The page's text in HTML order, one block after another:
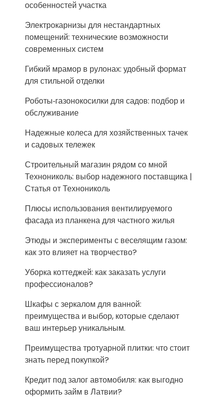
особенностей участка
Электрокарнизы для нестандартных
помещений: технические возможности
современных систем
Гибкий мрамор в рулонах: удобный формат
для стильной отделки
Роботы‑газонокосилки для садов: подбор и
обслуживание
Надежные колеса для хозяйственных тачек
и садовых тележек
Строительный магазин рядом со мной
Технониколь: выбор надежного поставщика |
Статья от Технониколь
Плюсы использования вентилируемого
фасада из планкена для частного жилья
Этюды и эксперименты с веселящим газом:
как это влияет на творчество?
Уборка коттеджей: как заказать услуги
профессионалов?
Шкафы с зеркалом для ванной:
преимущества и выбор, которые сделают
ваш интерьер уникальным.
Преимущества тротуарной плитки: что стоит
знать перед покупкой?
Кредит под залог автомобиля: как выгодно
оформить займ в Латвии?